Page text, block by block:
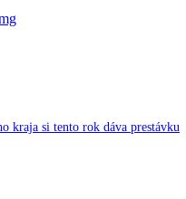
kraja si tento rok dáva prestávku